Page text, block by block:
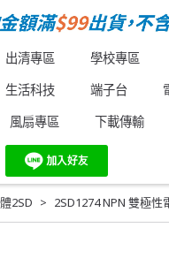
出清專區 學校專區
生活科技 端子台
風扇專區 下載傳輸
2SD 2SD1274 NPN 雙極